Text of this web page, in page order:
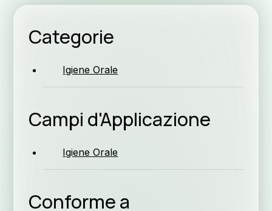
Categorie
Igiene Orale
Campi d'Applicazione
Igiene Orale
Conforme a